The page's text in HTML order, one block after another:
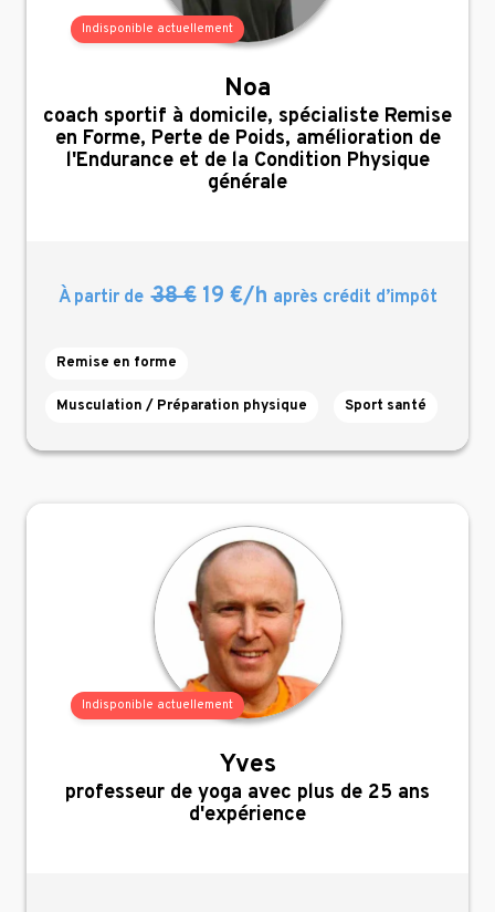
Indisponible actuellement
Noa
,
coach sportif à domicile, spécialiste Remise
en Forme, Perte de Poids, amélioration de
l'Endurance et de la Condition Physique
générale
À partir de 38 €19 €/h après crédit d’impôt
Remise en forme
Musculation / Préparation physique Sport santé
Indisponible actuellement
Yves
,
professeur de yoga avec plus de 25 ans
d'expérience